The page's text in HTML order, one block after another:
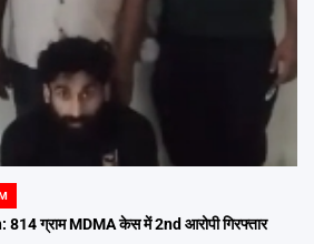
ग्राम MDMA केस में 2nd आरोपी गिरफ्तार